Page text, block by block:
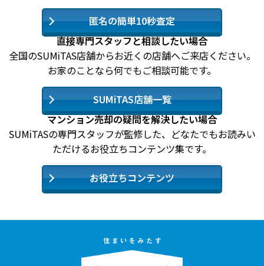
匿名の簡単10秒査定
直接専門スタッフと相談したい場合
全国のSUMiTAS店舗からお近くの店舗へご来店ください。
お家のことなら何でもご相談可能です。
SUMiTAS店舗一覧
マンション売却の疑問を解決したい場合
SUMiTASの専門スタッフが監修した、どなたでもお読みい
ただけるお役立ちコンテンツ集です。
お役立ちコンテンツ